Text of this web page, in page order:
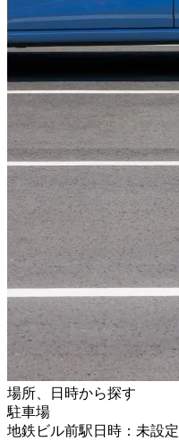
場所、日時から探す
駐車場
地鉄ビル前駅日時：未設定